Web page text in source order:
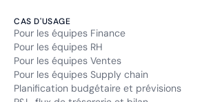
CAS D'USAGE
Pour les équipes Finance
Pour les équipes RH
Pour les équipes Ventes
Pour les équipes Supply chain
Planification budgétaire et prévisions